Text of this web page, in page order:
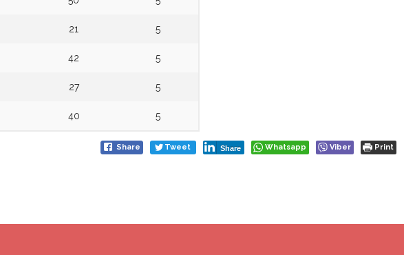
21 5
42 5
27 5
40 5
Share Tweet Share Whatsapp Viber Print